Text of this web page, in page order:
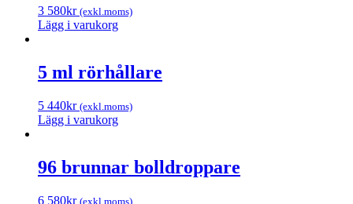
3 580kr (exkl.moms)
Lägg i varukorg
5 ml rörhållare
5 440kr (exkl.moms)
Lägg i varukorg
96 brunnar bolldroppare
6 580kr (exkl.moms)